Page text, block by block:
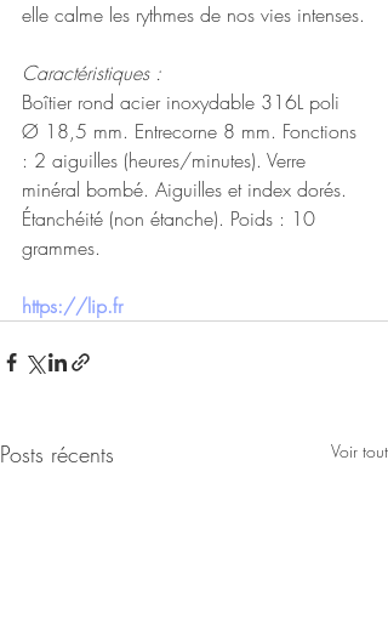
elle calme les rythmes de nos vies intenses.
Caractéristiques :
Boîtier rond acier inoxydable 316L poli
Ø 18,5 mm. Entrecorne 8 mm. Fonctions
: 2 aiguilles (heures/minutes). Verre
minéral bombé. Aiguilles et index dorés.
Étanchéité (non étanche). Poids : 10
grammes.
https://lip.fr
Posts récents Voir tout